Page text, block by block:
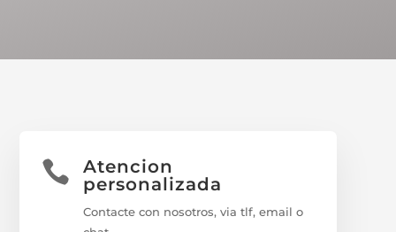

Atencion
personalizada
Contacte con nosotros, via tlf, email o